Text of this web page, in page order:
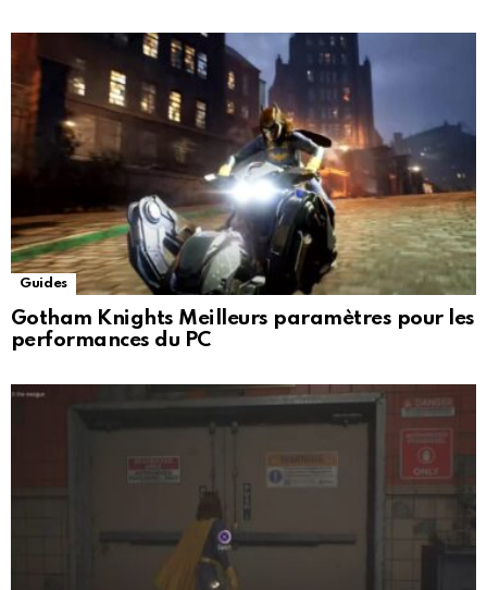
Guides
Gotham Knights Meilleurs paramètres pour les
performances du PC